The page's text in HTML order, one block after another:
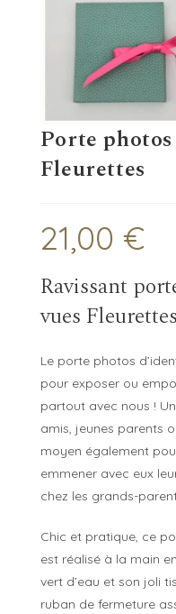
Porte
Fleurettes
21,00 €
Ravissant
vues Fleurettes
Le porte photos
pour exposer ou
partout avec nous !
amis, jeunes parents
moyen également
emmener avec eux
chez les grands-
Chic et pratique, ce
est réalisé à la main
vert d’eau et son joli
ruban de fermeture